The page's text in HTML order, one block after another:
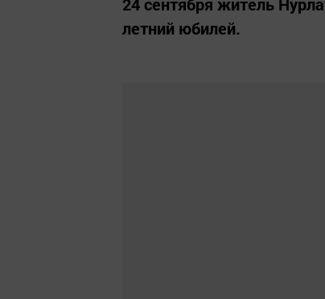
летний юбилей.